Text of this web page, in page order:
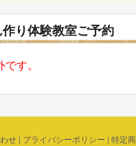
り体験教室ご予約
す。
せ| プライバシーポリシー | 特定